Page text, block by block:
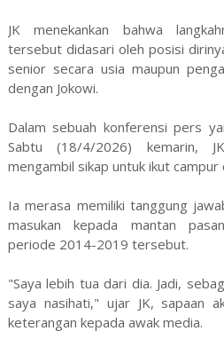
JK menekankan bahwa
tersebut didasari oleh posisi
senior secara usia maupun
dengan Jokowi.
Dalam sebuah konferensi pers
Sabtu (18/4/2026) kemarin,
mengambil sikap untuk ikut campur
Ia merasa memiliki tanggung
masukan kepada mantan
periode 2014-2019 tersebut.
"Saya lebih tua dari dia. Jadi,
saya nasihati," ujar JK, sapaan
keterangan kepada awak media.